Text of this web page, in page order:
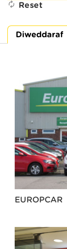
Reset
Diweddaraf
EUROPCAR